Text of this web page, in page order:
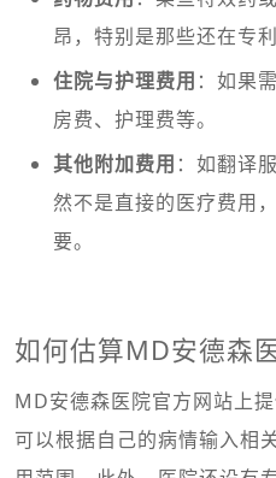
昂，特别是那些还在专
住院与护理费用 ：如果
房费、护理费等。
其他附加费用 ：如翻译
然不是直接的医疗费用
要。
如何估算MD安德森
MD安德森医院官方网站上
可以根据自己的病情输入相